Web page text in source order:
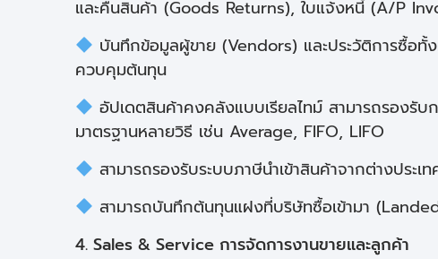
และคืนสินค้า (Goods Returns), ใบแจ้งหนี้ (A/P
บันทึกข้อมูลผู้ขาย (Vendors) และประวัติการซื้อ
ควบคุมต้นทุน
อัปเดตสินค้าคงคลังแบบเรียลไทม์ สามารถรองรั
มาตรฐานหลายวิธี เช่น Average, FIFO, LIFO
สามารถรองรับระบบภาษีนำเข้าสินค้าจากต่างประเท
สามารถบันทึกต้นทุนแฝงที่บริษัทซื้อเข้ามา
4. Sales & Service การจัดการงานขายและลูกค้า